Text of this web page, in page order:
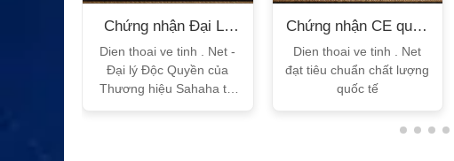
Chứng nhận Đại Lý
Sahaha
Dien thoai ve tinh . Net -
Đại lý Độc Quyền của
Thương hiệu Sahaha tại
Chứng nhận CE quốc
tế
Dien thoai ve tinh . Net
đạt tiêu chuẩn chất lượng
quốc tế